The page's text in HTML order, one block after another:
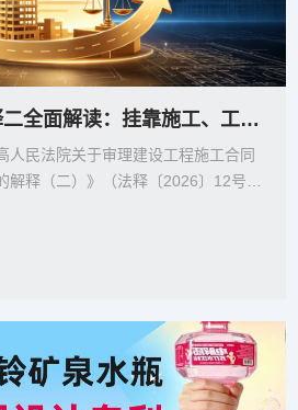
2026建工司法解释二全面解读：挂靠施工、工程欠款、劳务分包维权路径全梳理
人民法院关于审理建设工程施工合同
解释（二）》（法释〔2026〕12号，